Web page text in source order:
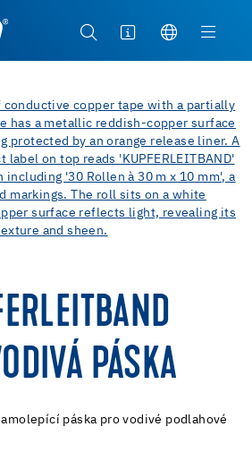
PÁSKA
páska pro vodivé podlahové